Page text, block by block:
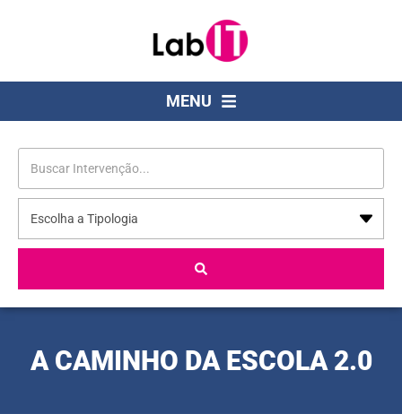
MENU
A CAMINHO DA ESCOLA 2.0